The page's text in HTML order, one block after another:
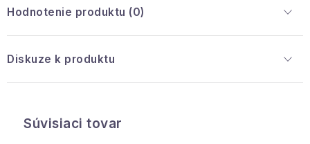
Hodnotenie produktu (0)
Diskuze k produktu
Súvisiaci tovar